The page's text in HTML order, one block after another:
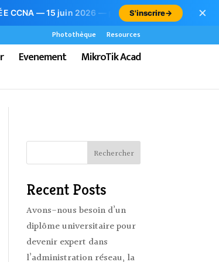
2026 — places limitées • ⚡ Bouquet 3-en-1 :
S'inscrire→ ×
Photothèque Resources
Evenement MikroTik Acad
Rechercher
Recent Posts
Avons-nous besoin d’un
diplôme universitaire pour
devenir expert dans
l’administration réseau, la